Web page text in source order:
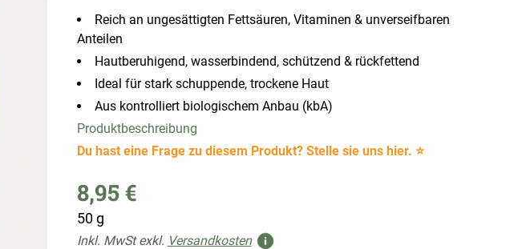
Reich an ungesättigten Fettsäuren, Vitaminen & unverseifbaren
Anteilen
Hautberuhigend, wasserbindend, schützend & rückfettend
Ideal für stark schuppende, trockene Haut
Aus kontrolliert biologischem Anbau (kbA)
Produktbeschreibung
Du hast eine Frage zu diesem Produkt? Stelle sie uns hier. ⭐
8,95 €
50 g
Inkl. MwSt exkl. Versandkosten